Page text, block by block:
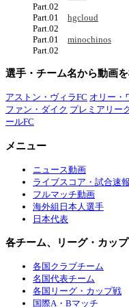
Part.02
Part.01 hgcloud
Part.02
Part.01 minochinos
Part.02
選手・チーム名から動画
アストン・ヴィラFC オリー・
ファン・ダイク プレミアリー
ールFC
メニュー
ニュース動画
ライブスコア・試合速報
フルマッチ動画
海外組日本人選手
日本代表
各チーム、リーグ・カップ
各国クラブチーム
名国代表チーム
各国リーグ・カップ戦
国際A・Bマッチ